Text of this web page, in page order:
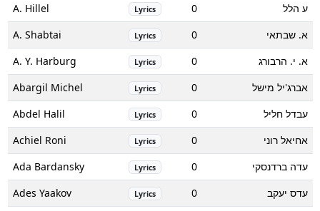
A. Hillel
Lyrics 0
ע הלל
A. Shabtai
Lyrics 0
א. שבתאי
A. Y. Harburg
Lyrics 0
א. י. הרבורג
Abargil Michel
Lyrics 0
אברג'יל מישל
Abdel Halil
Lyrics 0
עבדל חליל
Achiel Roni
Lyrics 0
אחיאל רוני
Ada Bardansky
Lyrics 0
עדה ברדנסקי
Ades Yaakov
Lyrics 0
עדס יעקב